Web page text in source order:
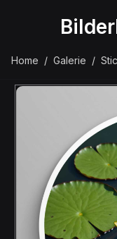
Home / Galerie /